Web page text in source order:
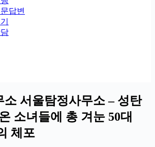
답변
소 서울탐정사무소 – 성탄
소녀들에 총 겨눈 50대
체포